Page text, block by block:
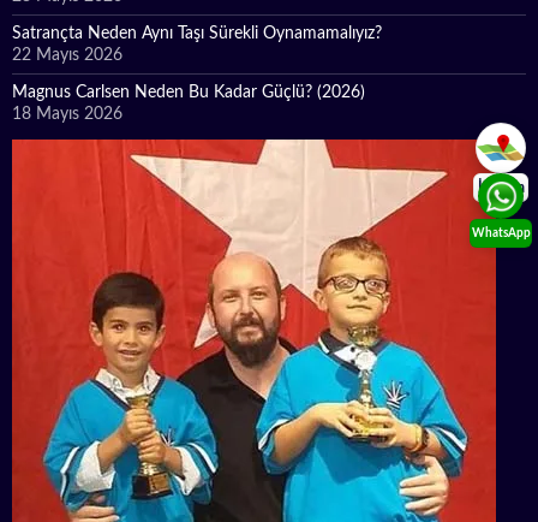
İletişim
WhatsApp
Satrançta Neden Aynı Taşı Sürekli Oynamamalıyız?
22 Mayıs 2026
Magnus Carlsen Neden Bu Kadar Güçlü? (2026)
18 Mayıs 2026